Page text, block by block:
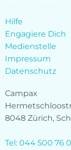
Hilfe
Engagiere Dich
Medienstelle
Impressum
Datenschutz
Campax
8048 Zürich,
Tel: 044 500 76